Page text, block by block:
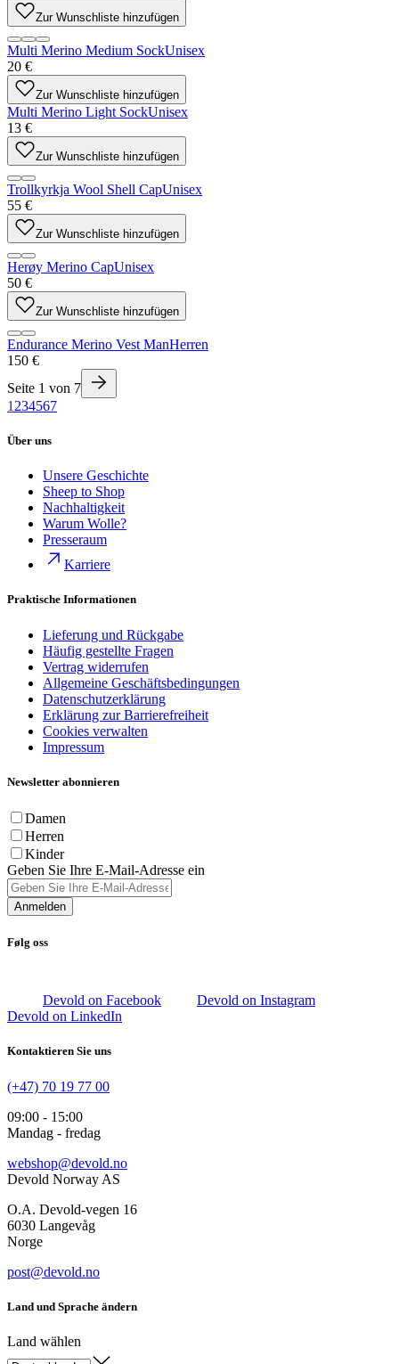
Zur Wunschliste hinzufügen
Multi Merino Medium SockUnisex
20 €
Zur Wunschliste hinzufügen
Multi Merino Light SockUnisex
13 €
Zur Wunschliste hinzufügen
Trollkyrkja Wool Shell CapUnisex
55 €
Zur Wunschliste hinzufügen
Herøy Merino CapUnisex
50 €
Zur Wunschliste hinzufügen
Endurance Merino Vest ManHerren
150 €
Seite 1 von 7
1 234567
Über uns
Unsere Geschichte
Sheep to Shop
Nachhaltigkeit
Warum Wolle?
Presseraum
Karriere
Praktische Informationen
Lieferung und Rückgabe
Häufig gestellte Fragen
Vertrag widerrufen
Allgemeine Geschäftsbedingungen
Datenschutzerklärung
Erklärung zur Barrierefreiheit
Cookies verwalten
Impressum
Newsletter abonnieren
Damen
Herren
Kinder
Geben Sie Ihre E-Mail-Adresse ein
Anmelden
Følg oss
Devold on Facebook
Devold on Instagram
Devold on LinkedIn
Kontaktieren Sie uns
(+47) 70 19 77 00
09:00 - 15:00
Mandag - fredag
webshop@devold.no
Devold Norway AS
O.A. Devold-vegen 16
6030 Langevåg
Norge
post@devold.no
Land und Sprache ändern
Land wählen